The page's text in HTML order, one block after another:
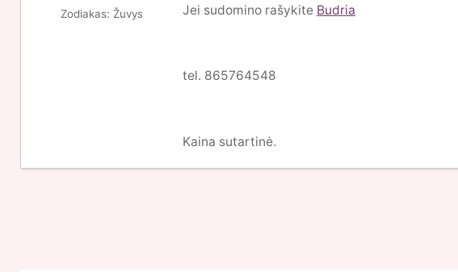
Zodiakas: Žuvys Jei sudomino rašykite Budria
tel. 865764548
Kaina sutartinė.